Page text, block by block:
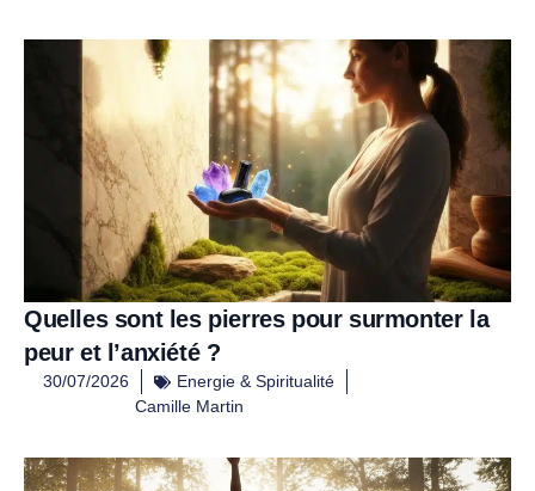
Quelles sont les pierres pour surmonter la
peur et l’anxiété ?
30/07/2026
Energie & Spiritualité
Camille Martin